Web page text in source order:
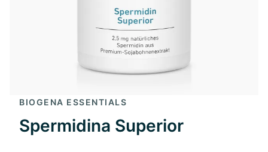
BIOGENA ESSENTIALS
Spermidina Superior